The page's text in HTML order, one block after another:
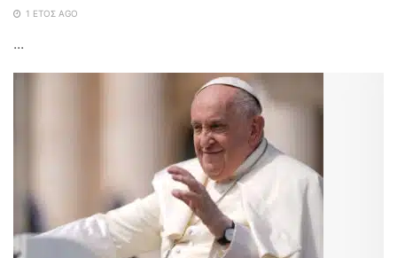
1 ΈΤΟΣ AGO
...